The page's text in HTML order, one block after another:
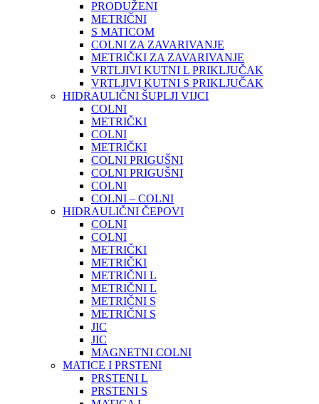
PRODUŽENI
METRIČNI
S MATICOM
COLNI ZA ZAVARIVANJE
METRIČKI ZA ZAVARIVANJE
VRTLJIVI KUTNI L PRIKLJUČAK
VRTLJIVI KUTNI S PRIKLJUČAK
HIDRAULIČNI ŠUPLJI VIJCI
COLNI
METRIČKI
COLNI
METRIČKI
COLNI PRIGUŠNI
COLNI PRIGUŠNI
COLNI
COLNI – COLNI
HIDRAULIČNI ČEPOVI
COLNI
COLNI
METRIČKI
METRIČKI
METRIČNI L
METRIČNI L
METRIČNI S
METRIČNI S
JIC
JIC
MAGNETNI COLNI
MATICE I PRSTENI
PRSTENI L
PRSTENI S